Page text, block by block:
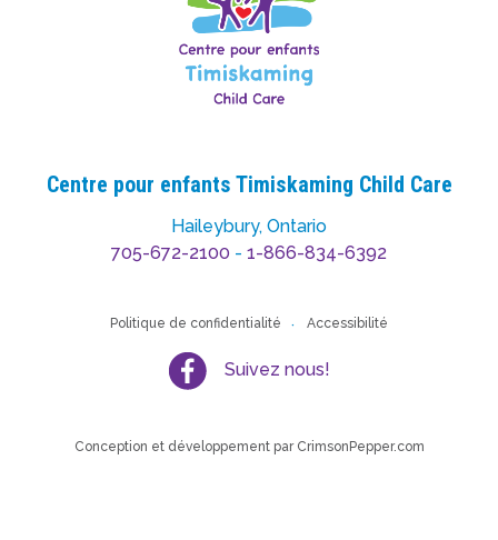
Centre pour enfants Timiskaming Child Care
Haileybury, Ontario
705-672-2100 - 1-866-834-6392
Politique de confidentialité Accessibilité
Suivez nous!
Conception et développement par CrimsonPepper.com